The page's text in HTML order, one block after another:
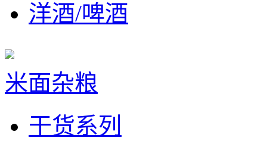
洋酒/啤酒
米面杂粮
干货系列